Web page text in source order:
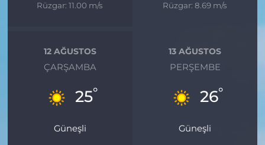
Rüzgar: 11.00 m/s
Rüzgar: 8.69 m/s
12 AĞUSTOS
ÇARŞAMBA
25°
Güneşli
13 AĞUSTOS
PERŞEMBE
26°
Güneşli